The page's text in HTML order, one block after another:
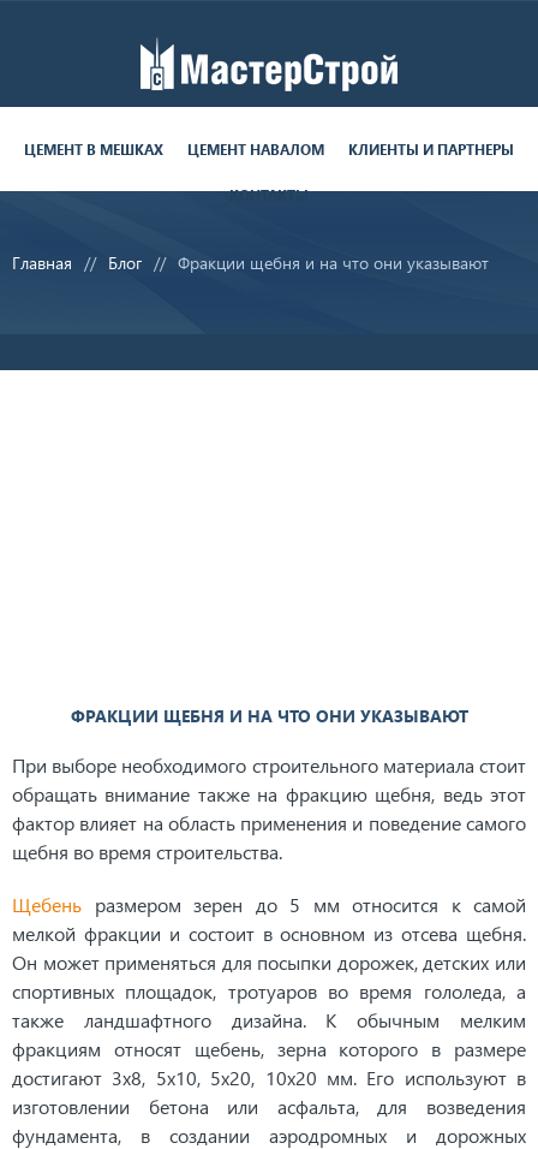
поставки круглосуточно
8 (812) 679-06-70
ЦЕМЕНТ В МЕШКАХ ЦЕМЕНТ НАВАЛОМ КЛИЕНТЫ И ПАРТНЕРЫ
КОНТАКТЫ
Главная Блог Фракции щебня и на что они указывают
ФРАКЦИИ ЩЕБНЯ И НА ЧТО ОНИ УКАЗЫВАЮТ
При выборе необходимого строительного материала стоит
обращать внимание также на фракцию щебня, ведь этот
фактор влияет на область применения и поведение самого
щебня во время строительства.
Щебень размером зерен до 5 мм относится к самой
мелкой фракции и состоит в основном из отсева щебня.
Он может применяться для посыпки дорожек, детских или
спортивных площадок, тротуаров во время гололеда, а
также ландшафтного дизайна. К обычным мелким
фракциям относят щебень, зерна которого в размере
достигают 3х8, 5х10, 5х20, 10х20 мм. Его используют в
изготовлении бетона или асфальта, для возведения
фундамента, в создании аэродромных и дорожных